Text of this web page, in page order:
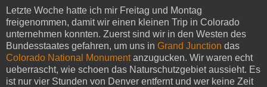
Letzte Woche hatte ich mir Freitag und Montag
freigenommen, damit wir einen kleinen Trip in Colorado
unternehmen konnten. Zuerst sind wir in den Westen des
Bundesstaates gefahren, um uns in Grand Junction das
Colorado National Monumentanzugucken. Wir waren echt
ueberrascht, wie schoen das Naturschutzgebiet aussieht. Es
ist nur vier Stunden von Denver entfernt und wer keine Zeit